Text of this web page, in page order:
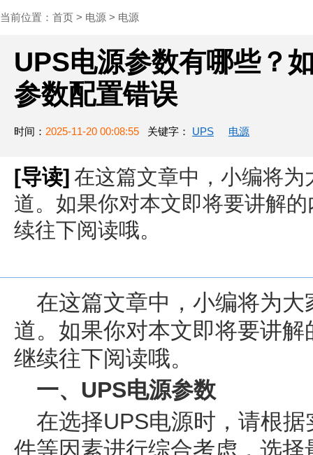
当前位置： 首页 > 电源 > 电源
UPS电源参数有哪些？
参数配置错误
时间： 2025-11-20 00:08:55 关键字： UPS 电源
[导读] 在这篇文章中，小编将
道。如果你对本文即将要讲解
续往下阅读哦。
在这篇文章中，小编将为大
道。如果你对本文即将要讲
继续往下阅读哦。
一、UPS电源参数
在选择UPS电源时，请根
件等因素进行综合考虑，选